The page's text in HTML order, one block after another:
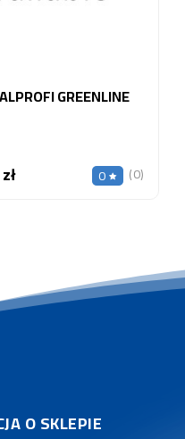
GREENLINE
Cena 0 (0)
O SKLEPIE